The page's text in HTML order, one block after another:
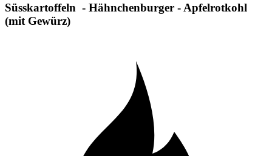
Süsskartoffeln - Hähnchenburger - Apfelrotkohl
(mit Gewürz)